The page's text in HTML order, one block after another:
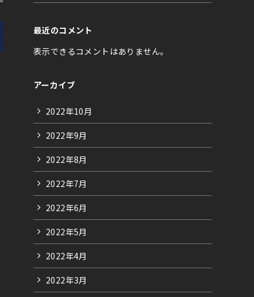
最近のコメント
表示できるコメントはありません。
アーカイブ
2022年10月
2022年9月
2022年8月
2022年7月
2022年6月
2022年5月
2022年4月
2022年3月